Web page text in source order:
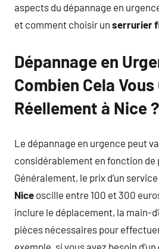
aspects du dépannage en
et comment choisir un serrurier
Dépannage en
Combien Cela
Réellement à Nice ?
Le dépannage en urgence peut
considérablement en fonction
Généralement, le prix d’un
Nice oscille entre 100 et 300
inclure le déplacement, la main-
pièces nécessaires pour
exemple, si vous avez besoin d’un